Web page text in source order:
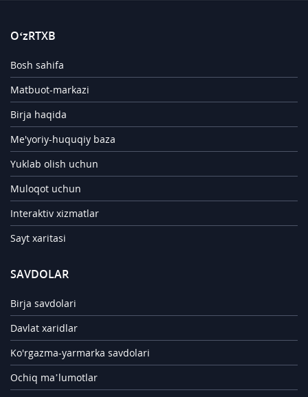
O‘zRTXB
Bosh sahifa
Matbuot-markazi
Birja haqida
Me'yoriy-huquqiy baza
Yuklab olish uchun
Muloqot uchun
Interaktiv xizmatlar
Sayt xaritasi
SAVDOLAR
Birja savdolari
Davlat xaridlar
Ko'rgazma-yarmarka savdolari
Ochiq ma’lumotlar